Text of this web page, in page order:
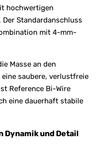
hochwertigen
Standardanschluss
mit 4-mm-
Masse an den
saubere, verlustfreie
Reference Bi-Wire
eine dauerhaft stabile
Dynamik und Detail